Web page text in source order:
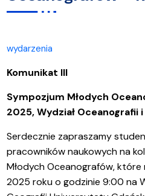
wydarzenia
Komunikat III
Sympozjum Młodych
2025, Wydział Oceanografii
Serdecznie zapraszamy
pracowników naukowych na
Młodych Oceanografów,
2025 roku o godzinie 9:00 na